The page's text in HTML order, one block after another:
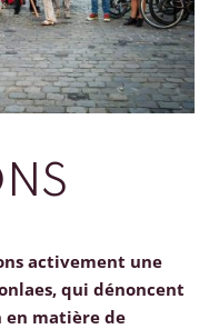
activement une
qui dénoncent
matière de